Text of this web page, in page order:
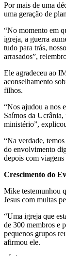
Por mais de uma
uma geração de
“No momento em
igreja, a guerra
tudo para trás,
arrasados”,
Ele agradeceu ao
aconselhamento
filhos.
“Nos ajudou a nos
Saímos da Ucrânia,
ministério”,
“Na verdade,
do envolvimento
depois com
Crescimento do
Mike testemunhou
Jesus com muitas
“Uma igreja que
de 300 membros e
pequenos grupos
afirmou ele.